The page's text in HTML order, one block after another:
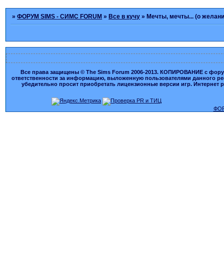
»ФОРУМ SIMS - СИМС FORUM » Все в кучу » Мечты, мечты... (о
Все права защищены © The Sims Forum 2006-2013. КОПИРОВАНИЕ с
ответственности за информацию, выложенную пользователями данного
убедительно просит приобретать лицензионные версии игр.